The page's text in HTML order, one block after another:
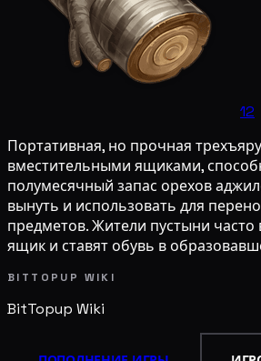
12
Портативная, но прочная
вместительными ящиками,
полумесячный запас орехов
вынуть и использовать для
предметов. Жители пустыни
ящик и ставят обувь в
BITTOPUP WIKI
BitTopup Wiki